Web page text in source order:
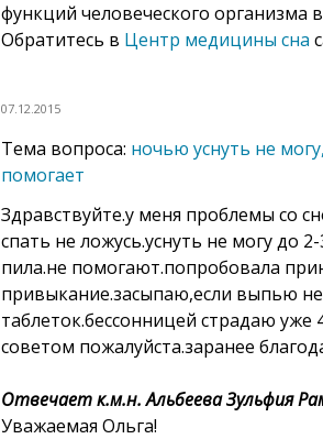
функций человеческого организма
Обратитесь в Центр медицины сна
07.12.2015
ночью уснуть не
помогает
Здравствуйте.у меня проблемы со
спать не ложусь.уснуть не могу до
пила.не помогают.попробовала
привыкание.засыпаю,если выпью
таблеток.бессонницей страдаю уже
советом пожалуйста.заранее
Отвечает к.м.н. Альбеева Зульфия
Уважаемая Ольга!